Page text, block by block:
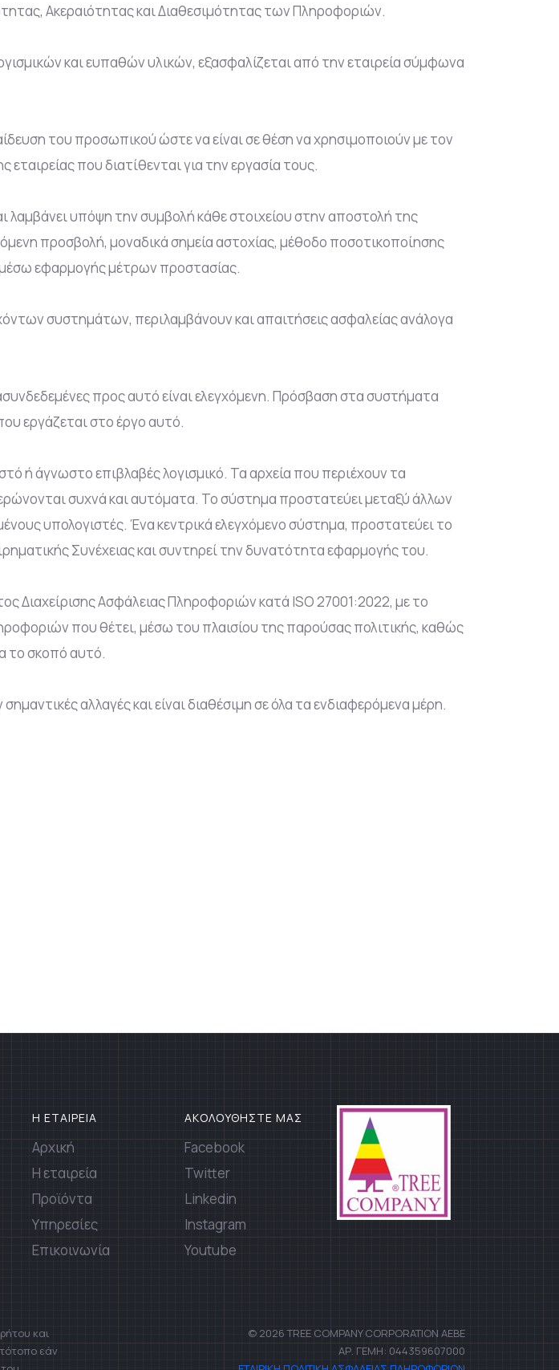
Ακεραιότητας και Διαθεσιμότητας των Πληροφοριών.
και ευπαθών υλικών, εξασφαλίζεται από την εταιρεία σύμφωνα
του προσωπικού ώστε να είναι σε θέση να χρησιμοποιούν με τον
που διατίθενται για την εργασία τους.
υπόψη την συμβολή κάθε στοιχείου στην αποστολή της
προσβολή, μοναδικά σημεία αστοχίας, μέθοδο ποσοτικοποίησης
εφαρμογής μέτρων προστασίας.
συστημάτων, περιλαμβάνουν και απαιτήσεις ασφαλείας ανάλογα
προς αυτό είναι ελεγχόμενη. Πρόσβαση στα συστήματα
εργάζεται στο έργο αυτό.
ή άγνωστο επιβλαβές λογισμικό. Τα αρχεία που περιέχουν τα
συχνά και αυτόματα. Το σύστημα προστατεύει μεταξύ άλλων
υπολογιστές. Ένα κεντρικά ελεγχόμενο σύστημα, προστατεύει το
Συνέχειας και συντηρεί την δυνατότητα εφαρμογής του.
Διαχείρισης Ασφάλειας Πληροφοριών κατά ISO 27001:2022, με το
που θέτει, μέσω του πλαισίου της παρούσας πολιτικής, καθώς
το σκοπό αυτό.
αλλαγές και είναι διαθέσιμη σε όλα τα ενδιαφερόμενα μέρη.
Η ΕΤΑΙΡΕΙΑ
Αρχική
Η εταιρεία
Προϊόντα
Υπηρεσίες
Επικοινωνία
ΑΚΟΛΟΥΘΗΣΤΕ ΜΑΣ
Facebook
Twitter
Linkedin
Instagram
Youtube
και
εάν
© 2026 TREE COMPANY CORPORATION AEBE
ΑΡ. ΓΕΜΗ: 044359607000